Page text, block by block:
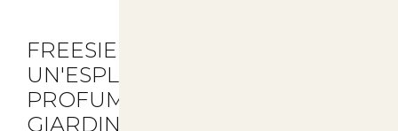
FREESIE DOPPIE -
UN'ESPLOSIONE DI COLORI E
PROFUMI PER IL TUO
GIARDINO